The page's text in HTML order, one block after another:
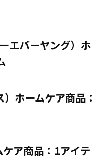
エバーヤング）ホ
ホームケア商品：
ア商品：1アイテ